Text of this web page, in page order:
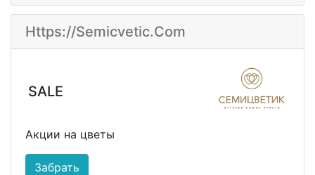
Https://semicvetic.com
SALE
Акции на цветы
Забрать